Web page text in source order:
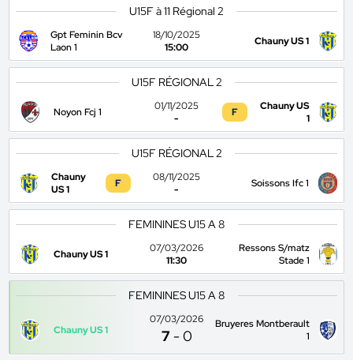
U15F à 11 Régional 2
Gpt Feminin Bcv
Laon 1
18/10/2025
15:00
Chauny US 1
U15F RÉGIONAL 2
Noyon Fcj 1
01/11/2025
-
F
Chauny US
1
U15F RÉGIONAL 2
Chauny
US 1
F
08/11/2025
-
Soissons Ifc 1
FEMININES U15 A 8
Chauny US 1
07/03/2026
11:30
Ressons S/matz
Stade 1
FEMININES U15 A 8
Chauny US 1
07/03/2026
7 -0
Bruyeres Montberault
1